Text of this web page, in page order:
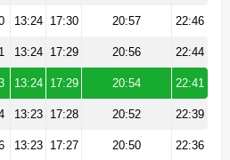
13:24 17:30 20:57 22:46
13:24 17:29 20:56 22:44
13:24 17:29 20:54 22:41
13:23 17:28 20:52 22:39
13:23 17:27 20:50 22:36